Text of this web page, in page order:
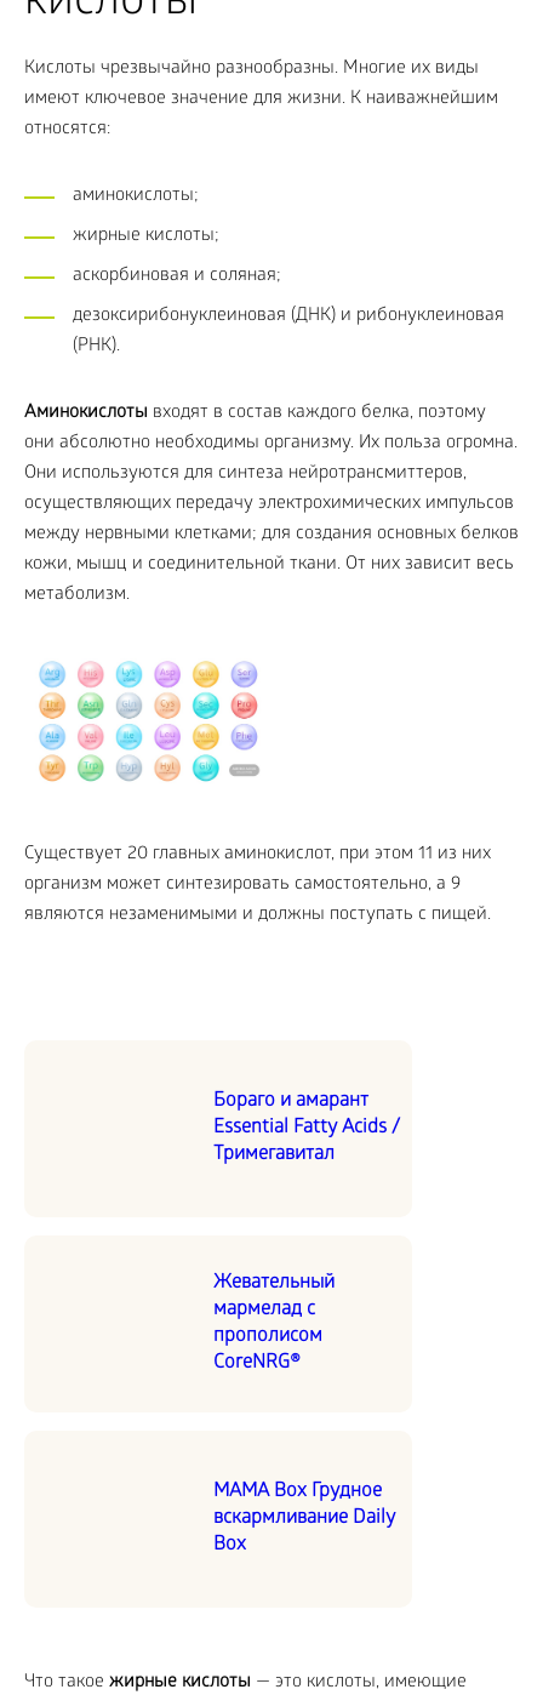
Кислоты чрезвычайно разнообразны. Многие их виды
имеют ключевое значение для жизни. К наиважнейшим
относятся:
аминокислоты;
жирные кислоты;
аскорбиновая и соляная;
дезоксирибонуклеиновая (ДНК) и рибонуклеиновая
(РНК).
Аминокислоты входят в состав каждого белка, поэтому
они абсолютно необходимы организму. Их польза огромна.
Они используются для синтеза нейротрансмиттеров,
осуществляющих передачу электрохимических импульсов
между нервными клетками; для создания основных белков
кожи, мышц и соединительной ткани. От них зависит весь
метаболизм.
Существует 20 главных аминокислот, при этом 11 из них
организм может синтезировать самостоятельно, а 9
являются незаменимыми и должны поступать с пищей.
Бораго и амарант
Essential Fatty Acids /
Тримегавитал
Жевательный
мармелад с
прополисом
CoreNRG®
MAMA Box Грудное
вскармливание Daily
Box
Что такое жирные кислоты — это кислоты, имеющие